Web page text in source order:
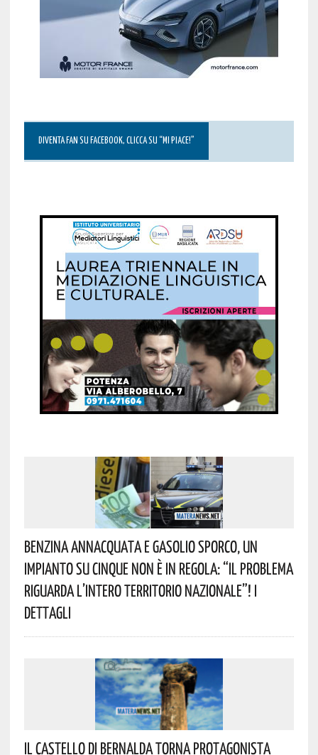
DIVENTA FAN SU FACEBOOK, CLICCA SU “MI PIACE!”
Benzina Annacquata E Gasolio Sporco, Un
Impianto Su Cinque Non È In Regola: “il Problema
Riguarda L’intero Territorio Nazionale”! I
Dettagli
Il Castello Di Bernalda Torna Protagonista